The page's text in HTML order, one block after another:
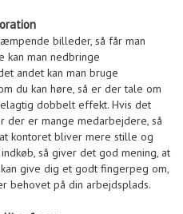
billeder, så får man
kan man nedbringe
andet kan man bruge
du kan høre, så er der tale om
dobbelt effekt. Hvis det
er mange medarbejdere, så
kontoret bliver mere stille og
så giver det god mening, at
give dig et godt fingerpeg om,
behovet på din arbejdsplads.